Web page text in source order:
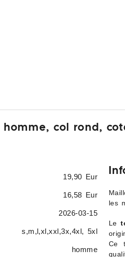
homme, col rond,
19,90 Eur
16,58 Eur
2026-03-15
s,m,l,xl,xxl,3x,4xl, 5xl
homme
les
Le
Ce